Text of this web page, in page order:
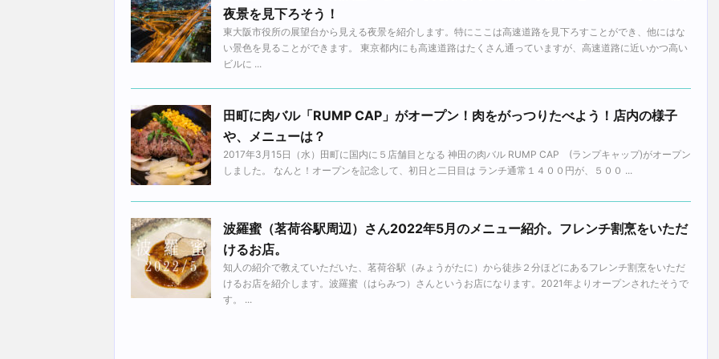
夜景を見下ろそう！
東大阪市役所の展望台から見える夜景を紹介します。特にここは高速道路を見下ろすことができ、他にはな
い景色を見ることができます。 東京都内にも高速道路はたくさん通っていますが、高速道路に近いかつ高い
ビルに ...
田町に肉バル「RUMP CAP」がオープン！肉をがっつりたべよう！店内の様子
や、メニューは？
2017年3月15日（水）田町に国内に５店舗目となる 神田の肉バル RUMP CAP (ランプキャップ)がオープン
しました。 なんと！オープンを記念して、初日と二日目は ランチ通常１４００円が、５００ ...
波羅蜜（茗荷谷駅周辺）さん2022年5月のメニュー紹介。フレンチ割烹をいただ
けるお店。
知人の紹介で教えていただいた、茗荷谷駅（みょうがたに）から徒歩２分ほどにあるフレンチ割烹をいただ
けるお店を紹介します。波羅蜜（はらみつ）さんというお店になります。2021年よりオープンされたそうで
す。 ...